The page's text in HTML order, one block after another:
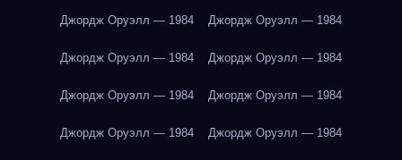
Джордж Оруэлл — 1984 Джордж Оруэлл — 1984
Джордж Оруэлл — 1984 Джордж Оруэлл — 1984
Джордж Оруэлл — 1984 Джордж Оруэлл — 1984
Джордж Оруэлл — 1984 Джордж Оруэлл — 1984